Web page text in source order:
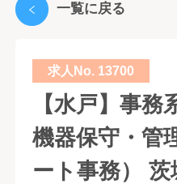
一覧に戻る
求人No. 13700
【水戸】事
機器保守・管
ート事務） 茨